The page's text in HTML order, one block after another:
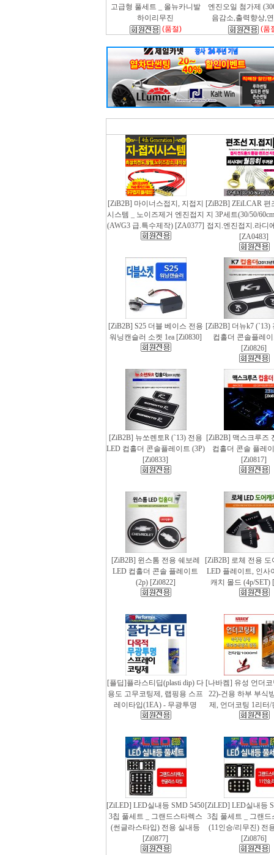
고급형 풀세트 _ 올뉴카니발
하이리무진
(품절)
엔진오일 첨가제
음감소,출력향상,
(품
[ZiB2B] 마이너스접지, 지접지
시스템 _ 노이즈제거 엔진접지
(AWG3 급.특수제작) [ZA0377]
[ZiB2B] ZEiLCAR 편
지 3P세트(30/50/
접지.엔진접지.라디
[ZA0483]
[ZiB2B] S25 더블 베이스 전용
워닝캔슬러 소켓 1ea [Zi0830]
[ZiB2B] 더뉴k7 (`13)
컵홀더 콘솔플레
[Zi0826]
[ZiB2B] 뉴쏘렌토R (`13) 전용
LED 컵홀더 콘솔플레이트 (3P)
[Zi0833]
[ZiB2B] 맥스크루즈
컵홀더 콘솔 플레
[Zi0817]
[ZiB2B] 윈스톰 전용 쉐보레
LED 컵홀더 콘솔 플레이트
(2p) [Zi0822]
[ZiB2B] 로체 전용 도
LED 플레이트, 인사
캐치 몰드 (4p/SET)
[플딥]플라스티딥(plasti dip) 다
용도 고무코팅제, 랩핑용 스프
레이타입(1EA) - 무광투명
[나바켐] 유성 언더
22)-건용 하부 부식
제, 언더코팅 1리터/
[ZiLED] LED실내등 SMD 5450
3칩 풀세트 _ 그랜드스타렉스
(썬글라스타입) 전용 실내등
[Zi0877]
[ZiLED] LED실내등
3칩 풀세트 _ 그랜드
(11인승/리무진) 전
[Zi0876]